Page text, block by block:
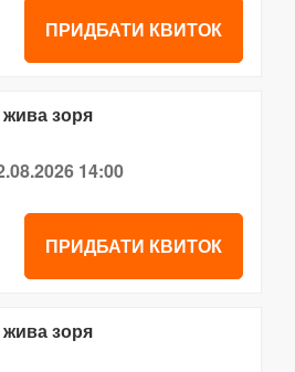
ПРИДБАТИ КВИТОК
зоря
14:00
ПРИДБАТИ КВИТОК
зоря